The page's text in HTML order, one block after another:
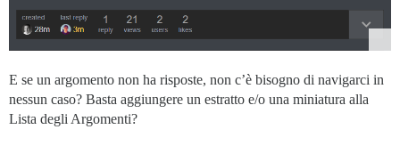
E se un argomento non ha risposte, non c’è bisogno di navigarci in
nessun caso? Basta aggiungere un estratto e/o una miniatura alla
Lista degli Argomenti?